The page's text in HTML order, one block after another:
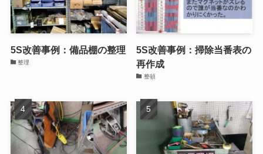
5S改善事例：備品棚の整理
整理
5S改善事例：掃除当番表の
再作成
整頓